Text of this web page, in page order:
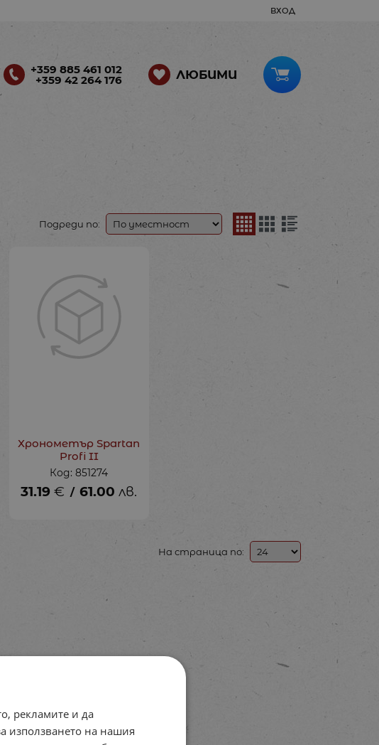
ВХОД
+359 885 461 012
+359 42 264 176 ЛЮБИМИ
Подреди по:
Хронометър Spartan
Profi II
Код: 851274
31.19 € / 61.00 лв.
На страница по:
рекламите и да
използването на нашия